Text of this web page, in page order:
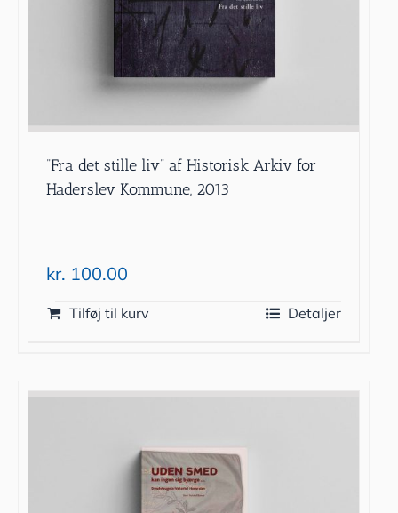
”Fra det stille liv” af Historisk Arkiv for
Haderslev Kommune, 2013
kr. 100.00
Tilføj til kurv Detaljer